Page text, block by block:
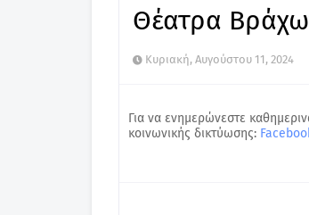
Θέατρα
Κυριακή, Αυγούστου 11, 2024
Για να ενημερώνεστε
κοινωνικής δικτύωσης: